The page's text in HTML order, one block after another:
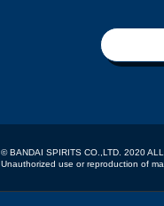
© BANDAI SPIRITS CO.,LTD. 2020
Unauthorized use or reproduction of